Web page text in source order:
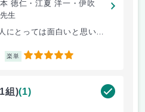
徳仁・江夏 洋一・伊吹
生
情報系を目指す人にとっては面白いと思います。統計学を中心に学び、たまに
楽単 5
組)(1)